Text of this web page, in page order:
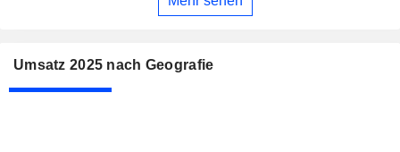
Umsatz 2025 nach Geografie